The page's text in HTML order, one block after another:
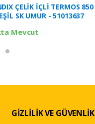
ÇELİK İÇLİ TERMOS 850
SK UMUR - 51013637
Mevcut
GİZLİLİK VE GÜVENLİK